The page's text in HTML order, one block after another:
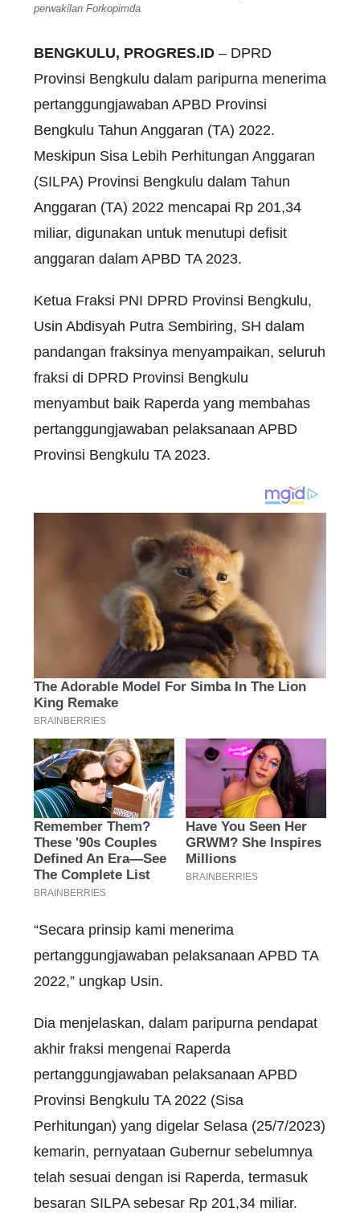
perwakilan Forkopimda
BENGKULU, PROGRES.ID – DPRD
Provinsi Bengkulu dalam paripurna menerima
pertanggungjawaban APBD Provinsi
Bengkulu Tahun Anggaran (TA) 2022.
Meskipun Sisa Lebih Perhitungan Anggaran
(SILPA) Provinsi Bengkulu dalam Tahun
Anggaran (TA) 2022 mencapai Rp 201,34
miliar, digunakan untuk menutupi defisit
anggaran dalam APBD TA 2023.
Ketua Fraksi PNI DPRD Provinsi Bengkulu,
Usin Abdisyah Putra Sembiring, SH dalam
pandangan fraksinya menyampaikan, seluruh
fraksi di DPRD Provinsi Bengkulu
menyambut baik Raperda yang membahas
pertanggungjawaban pelaksanaan APBD
Provinsi Bengkulu TA 2023.
“Secara prinsip kami menerima
pertanggungjawaban pelaksanaan APBD TA
2022,” ungkap Usin.
Dia menjelaskan, dalam paripurna pendapat
akhir fraksi mengenai Raperda
pertanggungjawaban pelaksanaan APBD
Provinsi Bengkulu TA 2022 (Sisa
Perhitungan) yang digelar Selasa (25/7/2023)
kemarin, pernyataan Gubernur sebelumnya
telah sesuai dengan isi Raperda, termasuk
besaran SILPA sebesar Rp 201,34 miliar.